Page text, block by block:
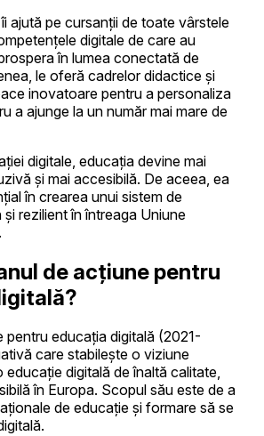
ajută pe cursanții de toate vârstele
digitale de care au
în lumea conectată de
le oferă cadrelor didactice și
inovatoare pentru a personaliza
a ajunge la un număr mai mare de
digitale, educația devine mai
și mai accesibilă. De aceea, ea
în crearea unui sistem de
rezilient în întreaga Uniune
de acțiune pentru
pentru educația digitală (2021-
care stabilește o viziune
digitală de înaltă calitate,
în Europa. Scopul său este de a
de educație și formare să se